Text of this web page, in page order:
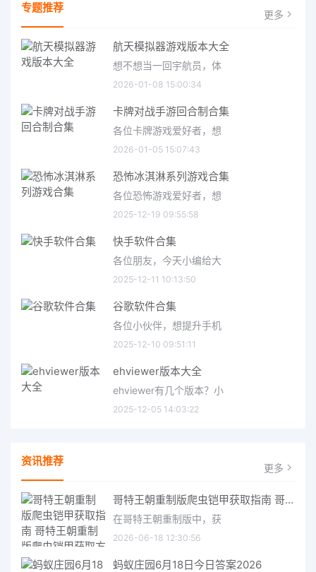
专题推荐 更多
航天模拟器游戏版本大全
想不想当一回宇航员，体
2026-01-08 15:00:34
卡牌对战手游回合制合集
各位卡牌游戏爱好者，想
2026-01-05 15:07:43
恐怖冰淇淋系列游戏合集
各位恐怖游戏爱好者，想
2025-12-19 09:55:58
快手软件合集
各位朋友，今天小编给大
2025-12-11 10:13:50
谷歌软件合集
各位小伙伴，想提升手机
2025-12-10 09:51:11
ehviewer版本大全
ehviewer有几个版本？小
2025-12-05 14:03:22
资讯推荐 更多
哥特王朝重制版爬虫铠甲获取指南 哥特王朝重制版爬虫铠甲获取方法
在哥特王朝重制版中，获
2026-06-18 12:30:56
蚂蚁庄园6月18日今日答案2026